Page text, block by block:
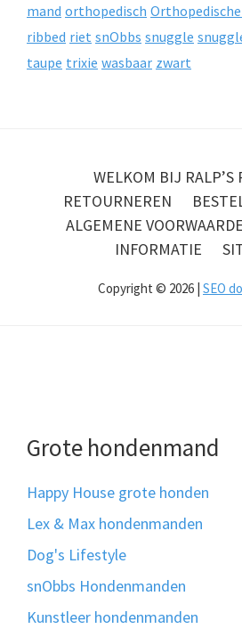
mand orthopedisch
ribbed riet snObbs snuggle
taupe trixie wasbaar zwart
WELKOM BIJ RALP’S
RETOURNEREN
ALGEMENE
INFORMATIE
Copyright © 2026 | SEO
Grote hondenmand
Happy House grote honden
Lex & Max hondenmanden
Dog's Lifestyle
snObbs Hondenmanden
Kunstleer hondenmanden